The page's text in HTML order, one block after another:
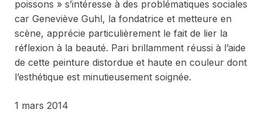
poissons » s’intéresse à des problématiques sociales
car Geneviève Guhl, la fondatrice et metteure en
scène, apprécie particulièrement le fait de lier la
réflexion à la beauté. Pari brillamment réussi à l’aide
de cette peinture distordue et haute en couleur dont
l’esthétique est minutieusement soignée.
1 mars 2014